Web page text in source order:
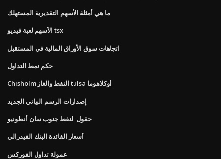
ما هي أمثلة الأسهم التقديرية المستهلك
الأسهم لعبة فيديو tsx
اتجاهات سوق الأوراق المالية في المستقبل
حكم نمط التداول
Chisholm النفط والغاز tulsa أوكلاهوما
إصدارات الرسم البياني الجديد
حقول النفط جنوب سان أنطونيو
أسعار الفائدة البنك الفيدرالي
عمولة تداول الفوركس